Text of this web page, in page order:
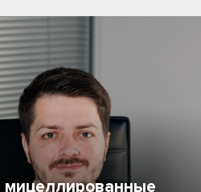
мицеллированные